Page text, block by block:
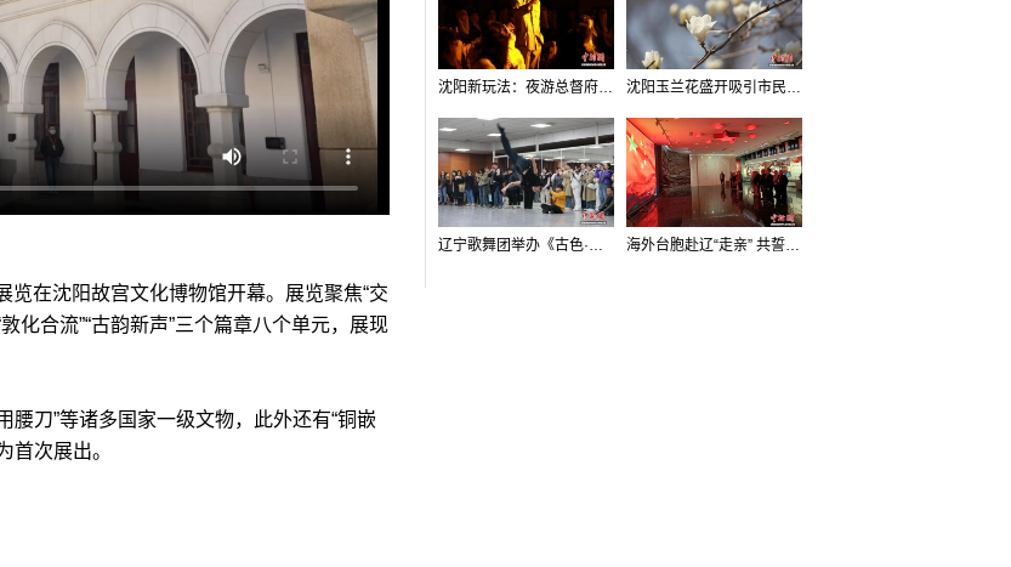
沈阳故宫文化博物馆开幕。展览聚焦“交
化合流”“古韵新声”三个篇章八个单元，展现
刀”等诸多国家一级文物，此外还有“铜嵌
首次展出。
沈阳新玩法：夜游总督府，当一回“赴宴者” 沈阳玉兰花盛开吸引市民打卡
辽宁歌舞团举办《古色·国宝辽宁》排练开放日活动 海外台胞赴辽“走亲” 共誓“和平初心”